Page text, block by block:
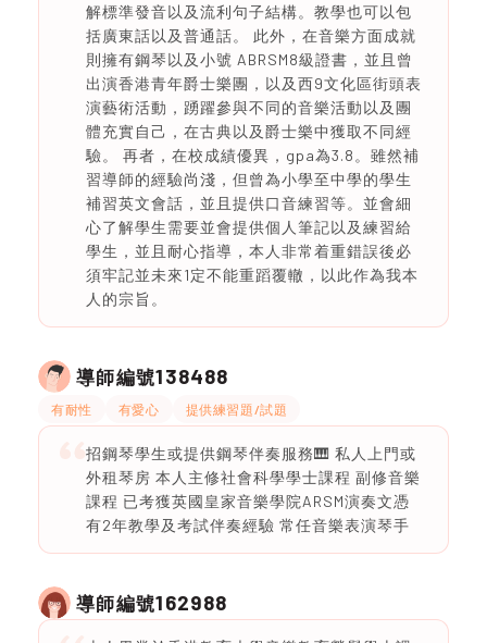
解標準發音以及流利句子結構。教學也可以包
括廣東話以及普通話。 此外，在音樂方面成就
則擁有鋼琴以及小號 ABRSM8級證書，並且曾
出演香港青年爵士樂團，以及西9文化區街頭表
演藝術活動，踴躍參與不同的音樂活動以及團
體充實自己，在古典以及爵士樂中獲取不同經
驗。 再者，在校成績優異，gpa為3.8。雖然補
習導師的經驗尚淺，但曾為小學至中學的學生
補習英文會話，並且提供口音練習等。並會細
心了解學生需要並會提供個人筆記以及練習給
學生，並且耐心指導，本人非常着重錯誤後必
須牢記並未來1定不能重蹈覆轍，以此作為我本
人的宗旨。
導師編號138488
有耐性 有愛心 提供練習題/試題
招鋼琴學生或提供鋼琴伴奏服務🎹 私人上門或
外租琴房 本人主修社會科學學士課程 副修音樂
課程 已考獲英國皇家音樂學院ARSM演奏文憑
有2年教學及考試伴奏經驗 常任音樂表演琴手
導師編號162988